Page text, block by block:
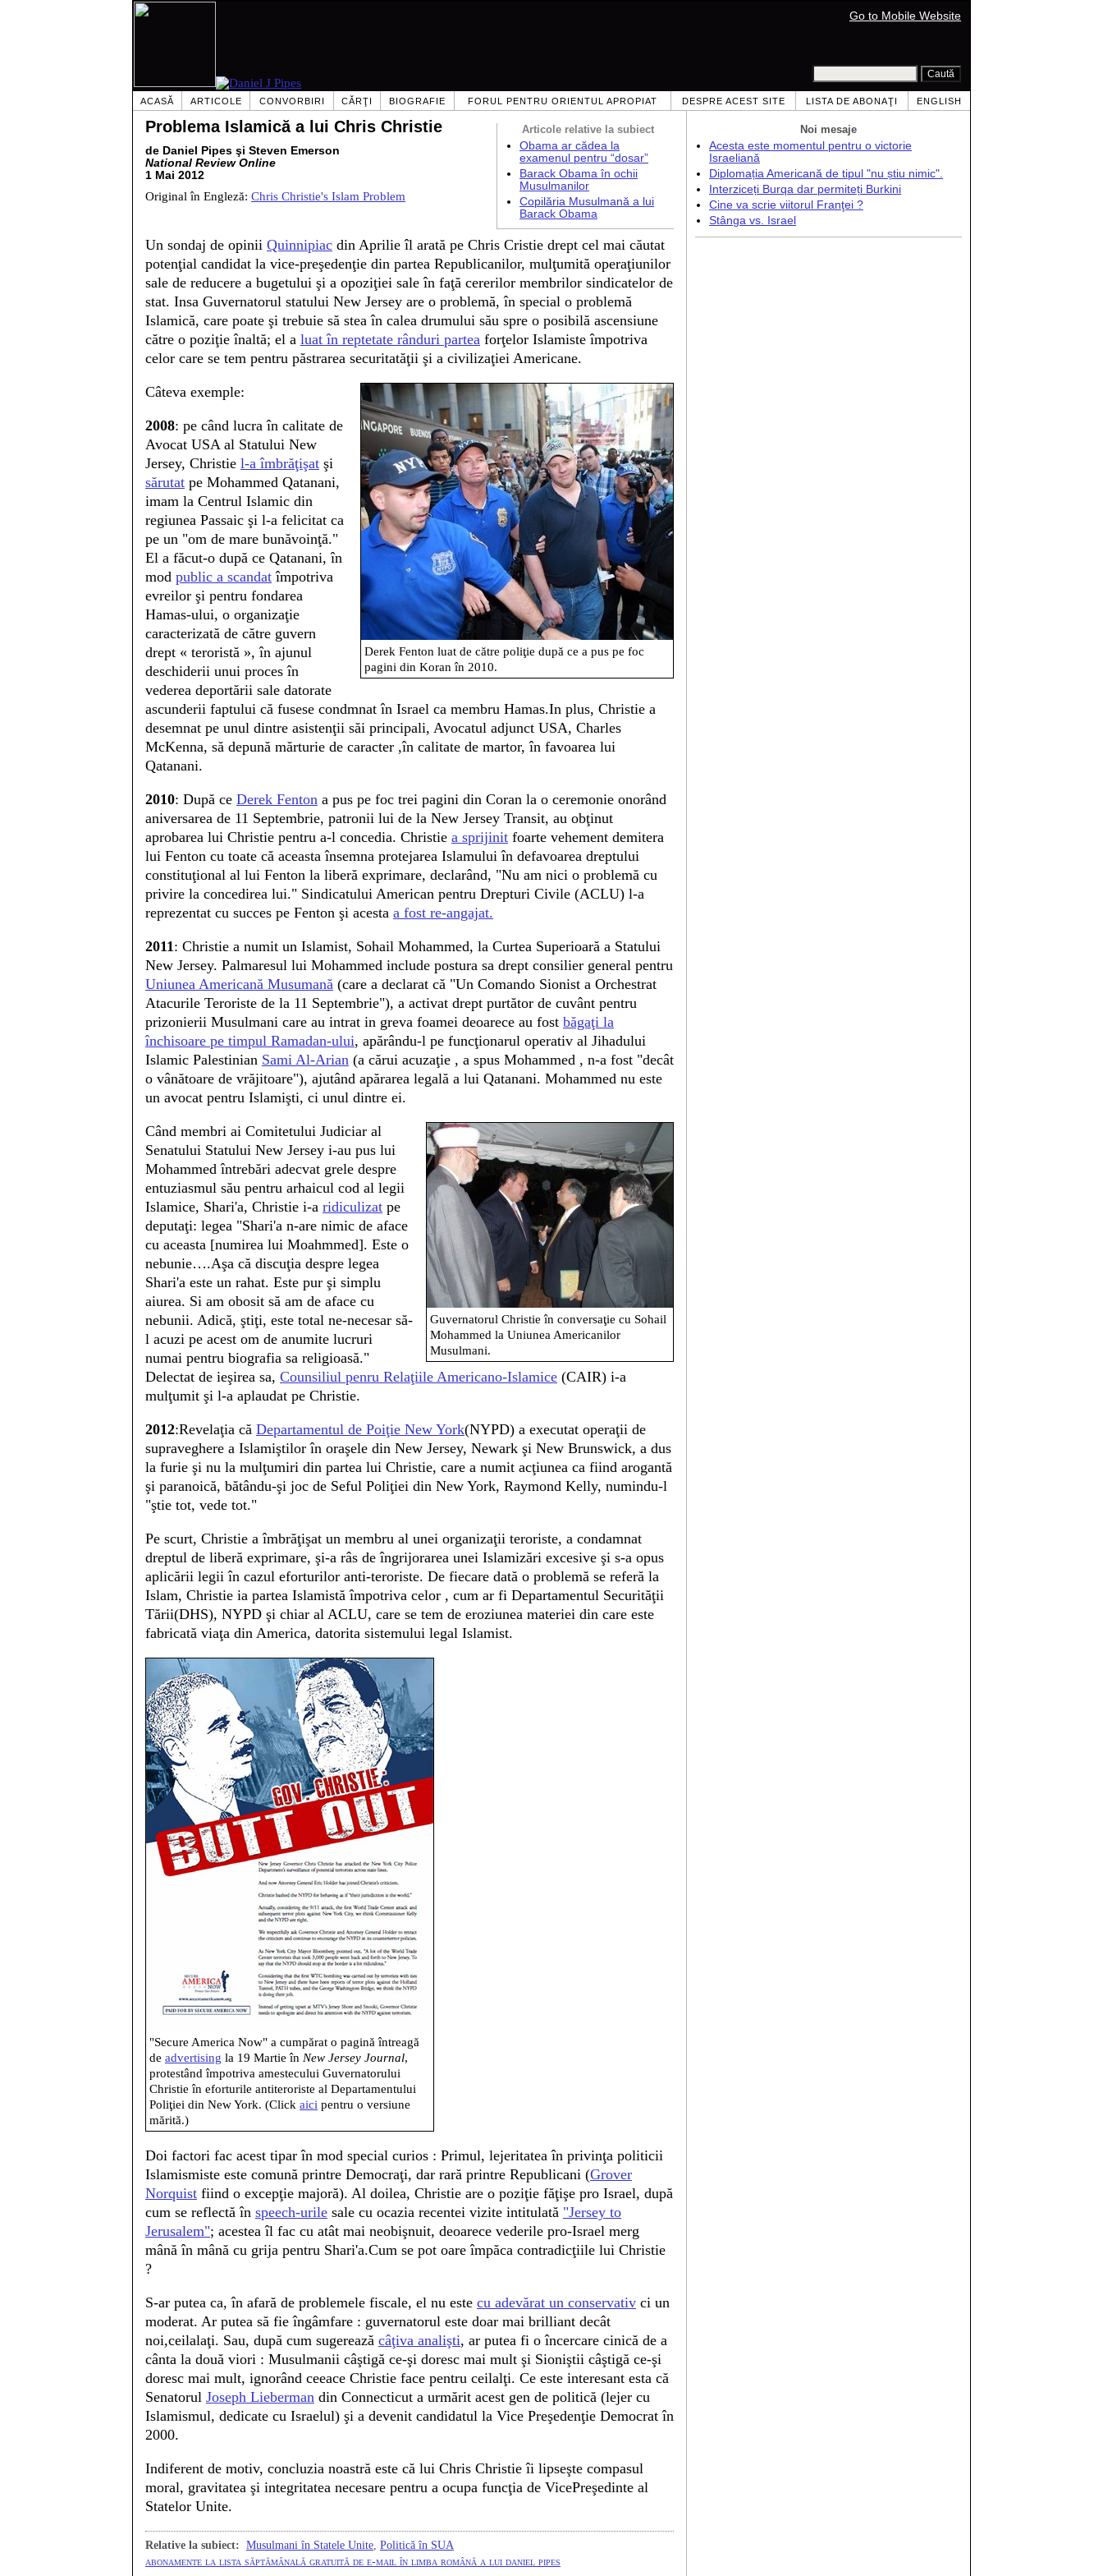
Go to Mobile Website
ACASĂ ARTICOLE CONVORBIRI CĂRŢI BIOGRAFIE FORUL PENTRU ORIENTUL APROPIAT DESPRE ACEST SITE LISTA DE ABONAŢI ENGLISH
Articole relative la subiect
Obama ar cădea la
examenul pentru “dosar”
Barack Obama în ochii
Musulmanilor
Copilăria Musulmană a lui
Barack Obama
Problema Islamică a lui Chris Christie
de Daniel Pipes şi Steven Emerson
National Review Online
1 Mai 2012
Original în Engleză: Chris Christie's Islam Problem
Un sondaj de opinii Quinnipiac din Aprilie îl arată pe Chris Cristie drept cel mai căutat
potenţial candidat la vice-preşedenţie din partea Republicanilor, mulţumită operaţiunilor
sale de reducere a bugetului şi a opoziţiei sale în faţă cererilor membrilor sindicatelor de
stat. Insa Guvernatorul statului New Jersey are o problemă, în special o problemă
Islamică, care poate şi trebuie să stea în calea drumului său spre o posibilă ascensiune
către o poziţie înaltă; el a luat în reptetate rânduri partea forţelor Islamiste împotriva
celor care se tem pentru păstrarea securitatăţii şi a civilizaţiei Americane.
Derek Fenton luat de către poliţie după ce a pus pe foc
pagini din Koran în 2010.
Câteva exemple:
2008: pe când lucra în calitate de
Avocat USA al Statului New
Jersey, Christie l-a îmbrăţişat şi
sărutat pe Mohammed Qatanani,
imam la Centrul Islamic din
regiunea Passaic şi l-a felicitat ca
pe un "om de mare bunăvoinţă."
El a făcut-o după ce Qatanani, în
mod public a scandat împotriva
evreilor şi pentru fondarea
Hamas-ului, o organizaţie
caracterizată de către guvern
drept « teroristă », în ajunul
deschiderii unui proces în
vederea deportării sale datorate
ascunderii faptului că fusese condmnat în Israel ca membru Hamas.In plus, Christie a
desemnat pe unul dintre asistenţii săi principali, Avocatul adjunct USA, Charles
McKenna, să depună mărturie de caracter ,în calitate de martor, în favoarea lui
Qatanani.
2010: După ce Derek Fenton a pus pe foc trei pagini din Coran la o ceremonie onorând
aniversarea de 11 Septembrie, patronii lui de la New Jersey Transit, au obţinut
aprobarea lui Christie pentru a-l concedia. Christie a sprijinit foarte vehement demitera
lui Fenton cu toate că aceasta însemna protejarea Islamului în defavoarea dreptului
constituţional al lui Fenton la liberă exprimare, declarând, "Nu am nici o problemă cu
privire la concedirea lui." Sindicatului American pentru Drepturi Civile (ACLU) l-a
reprezentat cu succes pe Fenton şi acesta a fost re-angajat.
2011: Christie a numit un Islamist, Sohail Mohammed, la Curtea Superioară a Statului
New Jersey. Palmaresul lui Mohammed include postura sa drept consilier general pentru
Uniunea Americană Musumană (care a declarat că "Un Comando Sionist a Orchestrat
Atacurile Teroriste de la 11 Septembrie"), a activat drept purtător de cuvânt pentru
prizonierii Musulmani care au intrat in greva foamei deoarece au fost băgaţi la
închisoare pe timpul Ramadan-ului, apărându-l pe funcţionarul operativ al Jihadului
Islamic Palestinian Sami Al-Arian (a cărui acuzaţie , a spus Mohammed , n-a fost "decât
o vânătoare de vrăjitoare"), ajutând apărarea legală a lui Qatanani. Mohammed nu este
un avocat pentru Islamişti, ci unul dintre ei.
Guvernatorul Christie în conversaţie cu Sohail
Mohammed la Uniunea Americanilor
Musulmani.
Când membri ai Comitetului Judiciar al
Senatului Statului New Jersey i-au pus lui
Mohammed întrebări adecvat grele despre
entuziasmul său pentru arhaicul cod al legii
Islamice, Shari'a, Christie i-a ridiculizat pe
deputaţi: legea "Shari'a n-are nimic de aface
cu aceasta [numirea lui Moahmmed]. Este o
nebunie….Aşa că discuţia despre legea
Shari'a este un rahat. Este pur şi simplu
aiurea. Si am obosit să am de aface cu
nebunii. Adică, ştiţi, este total ne-necesar să-
l acuzi pe acest om de anumite lucruri
numai pentru biografia sa religioasă."
Delectat de ieşirea sa, Counsiliul penru Relaţiile Americano-Islamice (CAIR) i-a
mulţumit şi l-a aplaudat pe Christie.
2012:Revelaţia că Departamentul de Poiţie New York(NYPD) a executat operaţii de
supraveghere a Islamiştilor în oraşele din New Jersey, Newark şi New Brunswick, a dus
la furie şi nu la mulţumiri din partea lui Christie, care a numit acţiunea ca fiind arogantă
şi paranoică, bătându-şi joc de Seful Poliţiei din New York, Raymond Kelly, numindu-l
"ştie tot, vede tot."
Pe scurt, Christie a îmbrăţişat un membru al unei organizaţii teroriste, a condamnat
dreptul de liberă exprimare, şi-a râs de îngrijorarea unei Islamizări excesive şi s-a opus
aplicării legii în cazul eforturilor anti-teroriste. De fiecare dată o problemă se referă la
Islam, Christie ia partea Islamistă împotriva celor , cum ar fi Departamentul Securităţii
Tării(DHS), NYPD şi chiar al ACLU, care se tem de eroziunea materiei din care este
fabricată viaţa din America, datorita sistemului legal Islamist.
"Secure America Now" a cumpărat o pagină întreagă
de advertising la 19 Martie în New Jersey Journal,
protestând împotriva amestecului Guvernatorului
Christie în eforturile antiteroriste al Departamentului
Poliţiei din New York. (Click aici pentru o versiune
mărită.)
Doi factori fac acest tipar în mod special curios : Primul, lejeritatea în privinţa politicii
Islamismiste este comună printre Democraţi, dar rară printre Republicani (Grover
Norquist fiind o excepţie majoră). Al doilea, Christie are o poziţie făţişe pro Israel, după
cum se reflectă în speech-urile sale cu ocazia recentei vizite intitulată "Jersey to
Jerusalem"; acestea îl fac cu atât mai neobişnuit, deoarece vederile pro-Israel merg
mână în mână cu grija pentru Shari'a.Cum se pot oare împăca contradicţiile lui Christie
?
S-ar putea ca, în afară de problemele fiscale, el nu este cu adevărat un conservativ ci un
moderat. Ar putea să fie îngâmfare : guvernatorul este doar mai brilliant decât
noi,ceilalaţi. Sau, după cum sugerează câţiva analişti, ar putea fi o încercare cinică de a
cânta la două viori : Musulmanii câştigă ce-şi doresc mai mult şi Sioniştii câştigă ce-şi
doresc mai mult, ignorând ceeace Christie face pentru ceilalţi. Ce este interesant esta că
Senatorul Joseph Lieberman din Connecticut a urmărit acest gen de politică (lejer cu
Islamismul, dedicate cu Israelul) şi a devenit candidatul la Vice Preşedenţie Democrat în
2000.
Indiferent de motiv, concluzia noastră este că lui Chris Christie îi lipseşte compasul
moral, gravitatea şi integritatea necesare pentru a ocupa funcţia de VicePreşedinte al
Statelor Unite.
Relative la subiect: Musulmani în Statele Unite Politică în SUA
abonamente la lista săptămânală gratuită de e-mail în limba română a lui daniel pipes
Noi mesaje
Acesta este momentul pentru o victorie
Israeliană
Diplomația Americană de tipul "nu știu nimic".
Interziceți Burqa dar permiteți Burkini
Cine va scrie viitorul Franţei ?
Stânga vs. Israel